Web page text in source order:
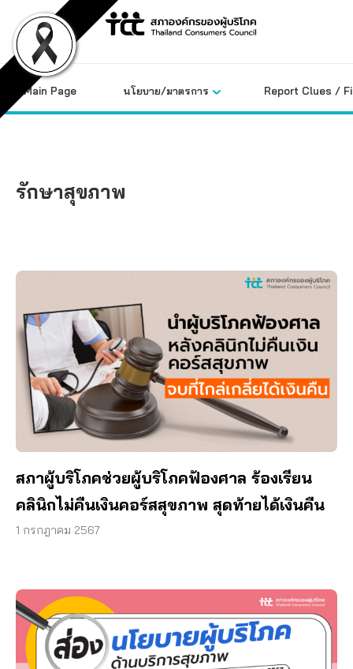
content
Main Page นโยบาย/มาตรการ Report Clues /
รักษาสุขภาพ
สภาผู้บริโภคช่วยผู้บริโภคฟ้องศาล ร้องเรียน
คลินิกไม่คืนเงินคอร์สสุขภาพ สุดท้ายได้เงินคืน
1 กรกฎาคม 2567